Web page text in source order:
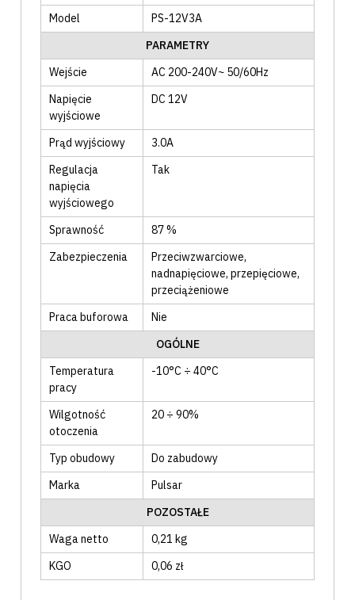
Model
PS-12V3A
PARAMETRY
Wejście
AC 200-240V~ 50/60Hz
Napięcie
wyjściowe
DC 12V
Prąd wyjściowy
3.0A
Regulacja
napięcia
wyjściowego
Tak
Sprawność 87%
Zabezpieczenia
Przeciwzwarciowe,
nadnapięciowe, przepięciowe,
przeciążeniowe
Praca buforowa
Nie
OGÓLNE
Temperatura
pracy
-10°C ÷ 40°C
Wilgotność
otoczenia
20 ÷ 90%
Typ obudowy
Do zabudowy
Marka
Pulsar
POZOSTAŁE
Waga netto
0,21 kg
KGO
0,06 zł